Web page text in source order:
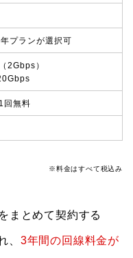
プランが選択可
2Gbps）
回無料
※料金はすべて税込み
まとめて契約する
、 3年間の回線料金が